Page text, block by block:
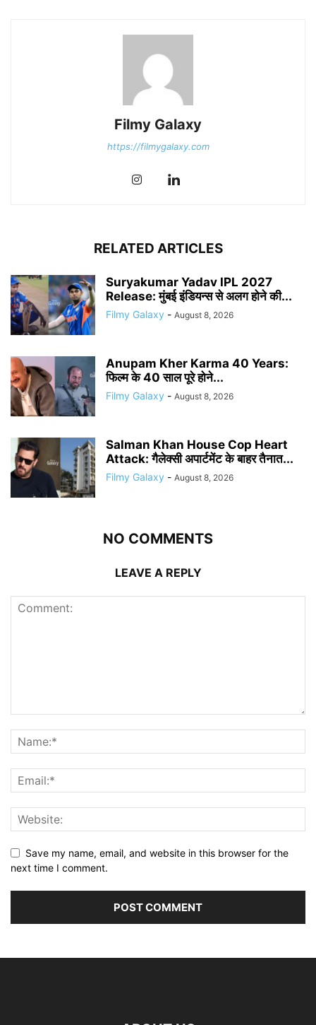
Filmy Galaxy
https://filmygalaxy.com
RELATED ARTICLES
Suryakumar Yadav IPL 2027
Release: मुंबई इंडियन्स से अलग होने की...
Filmy Galaxy - August 8, 2026
Anupam Kher Karma 40 Years:
फिल्म के 40 साल पूरे होने...
Filmy Galaxy - August 8, 2026
Salman Khan House Cop Heart
Attack: गैलेक्सी अपार्टमेंट के बाहर तैनात...
Filmy Galaxy - August 8, 2026
NO COMMENTS
LEAVE A REPLY
Save my name, email, and website in this browser for the
next time I comment.